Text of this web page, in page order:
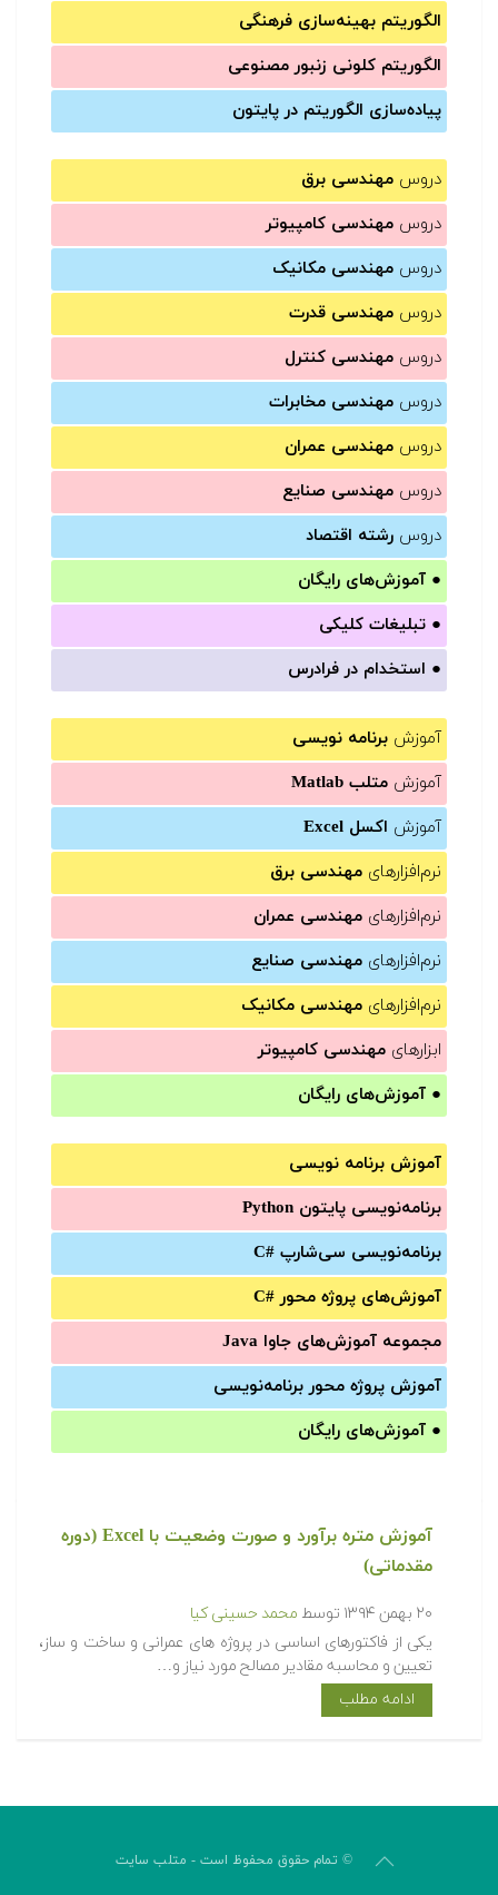
الگوریتم بهینه‌سازی فرهنگی
الگوریتم کلونی زنبور مصنوعی
پیاده‌سازی الگوریتم در پایتون
دروس مهندسی برق
دروس مهندسی کامپیوتر
دروس مهندسی مکانیک
دروس مهندسی قدرت
دروس مهندسی کنترل
دروس مهندسی مخابرات
دروس مهندسی عمران
دروس مهندسی صنایع
دروس رشته اقتصاد
● آموزش‌های رایگان
● تبلیغات کلیکی
● استخدام در فرادرس
آموزش برنامه نویسی
آموزش متلب Matlab
آموزش اکسل Excel
نرم‌افزارهای مهندسی برق
نرم‌افزارهای مهندسی عمران
نرم‌افزارهای مهندسی صنایع
نرم‌افزارهای مهندسی مکانیک
ابزارهای مهندسی کامپیوتر
● آموزش‌های رایگان
آموزش برنامه نویسی
برنامه‌نویسی پایتون Python
برنامه‌‌نویسی سی‌شارپ C#‎
آموزش‌های پروژه محور #C
مجموعه آموزش‌های جاوا Java
آموزش‌ پروژه محور برنامه‌نویسی
● آموزش‌های رایگان
آموزش متره برآورد و صورت وضعیت با Excel (دوره
مقدماتی)
۲۰ بهمن ۱۳۹۴ توسط محمد حسینی کیا
یکی از فاکتورهای اساسی در پروژه های عمرانی و ساخت و ساز،
تعیین و محاسبه مقادیر مصالح مورد نیاز و…
ادامه مطلب
© تمام حقوق محفوظ است - متلب سایت